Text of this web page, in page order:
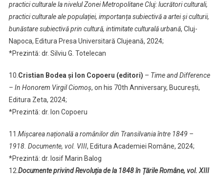
practici culturale la nivelul Zonei Metropolitane Cluj: lucrători culturali,
practici culturale ale populației, importanța subiectivă a artei și culturii,
bunăstare subiectivă prin cultură, intimitate culturală urbană, Cluj-
Napoca, Editura Presa Universitară Clujeană, 2024;
*Prezintă: dr. Silviu G. Totelecan
10.Cristian Bodea și Ion Copoeru (editori) – Time and Difference
– In Honorem Virgil Ciomoș, on his 70th Anniversary, București,
Editura Zeta, 2024;
*Prezintă: dr. Ion Copoeru
11.Mișcarea națională a românilor din Transilvania între 1849 –
1918. Documente, vol. VIII, Editura Academiei Române, 2024;
*Prezintă: dr. Iosif Marin Balog
12.Documente privind Revoluția de la 1848 în Țările Române, vol. XIII